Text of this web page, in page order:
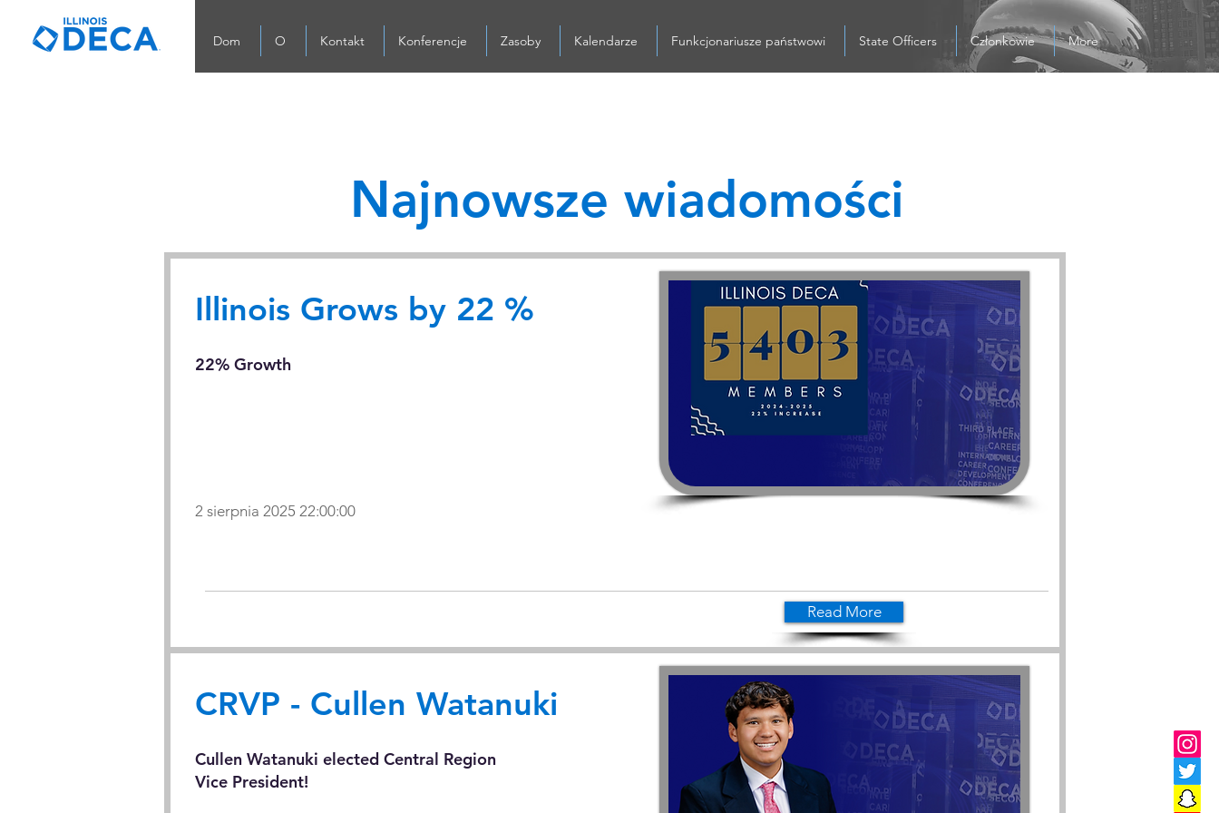
Dom O Kontakt Konferencje Zasoby Kalendarze Funkcjonariusze państwowi State Officers Członkowie More
Najnowsze wiadomości
Illinois Grows by 22 %
22% Growth
2 sierpnia 2025 22:00:00
Read More
CRVP - Cullen Watanuki
Cullen Watanuki elected Central Region
Vice President!